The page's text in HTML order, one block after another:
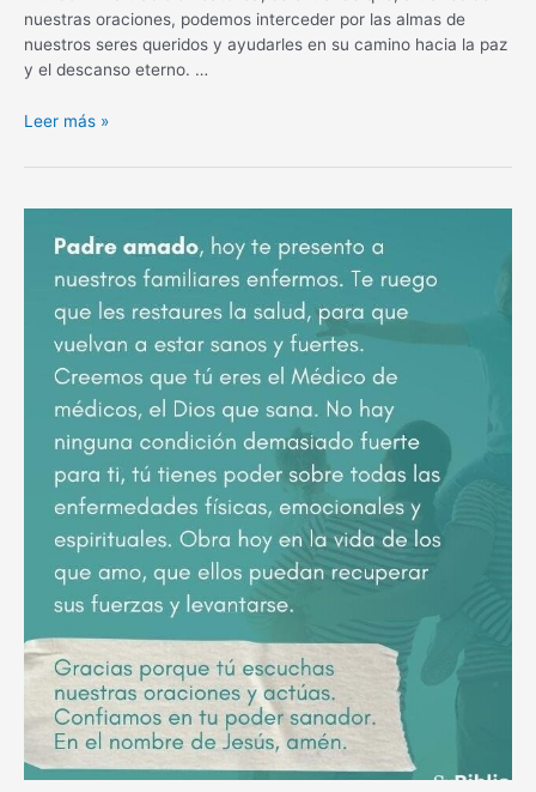
nuestras oraciones, podemos interceder por las almas de
nuestros seres queridos y ayudarles en su camino hacia la paz
y el descanso eterno. …
Oración
los
poderoso
descanso
Leer más »